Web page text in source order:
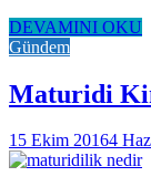
DEVAMINI OKU
Gündem
Maturidi
15 Ekim 20164